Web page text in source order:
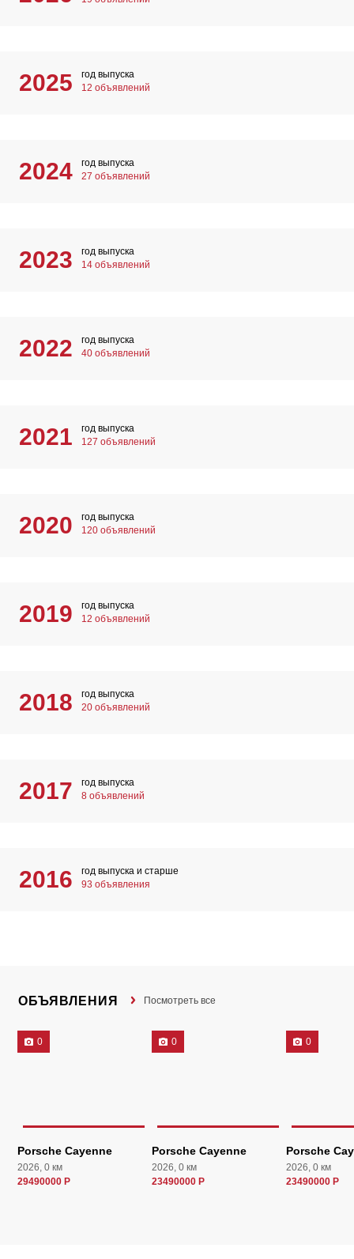
2025
год выпуска
12 объявлений
2024
год выпуска
27 объявлений
2023
год выпуска
14 объявлений
2022
год выпуска
40 объявлений
2021
год выпуска
127 объявлений
2020
год выпуска
120 объявлений
2019
год выпуска
12 объявлений
2018
год выпуска
20 объявлений
2017
год выпуска
8 объявлений
2016
год выпуска и старше
93 объявления
ОБЪЯВЛЕНИЯ Посмотреть все
0
Porsche Cayenne
2026, 0 км
29490000 Р
0
Porsche Cayenne
2026, 0 км
23490000 Р
0
Porsche
2026, 0 км
23490000 Р